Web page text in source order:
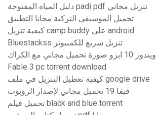
دليل المياه المفتوحة padi pdf تنزيل مجاني
تحميل الموسيقى التركية مجانا التطبيق
كيفية تنزيل camp buddy على android
Bluestackss تنزيل سريع للكمبيوتر
ويندوز 10 ايزو صورة تحميل مجاني مع الكراك
Fable 3 pc torrent download
كيفية تعطيل التنزيل في ملف google drive
فيفا 19 تحميل مجاني لإصدار الروبوت
تحميل فيلم black and blue torrent